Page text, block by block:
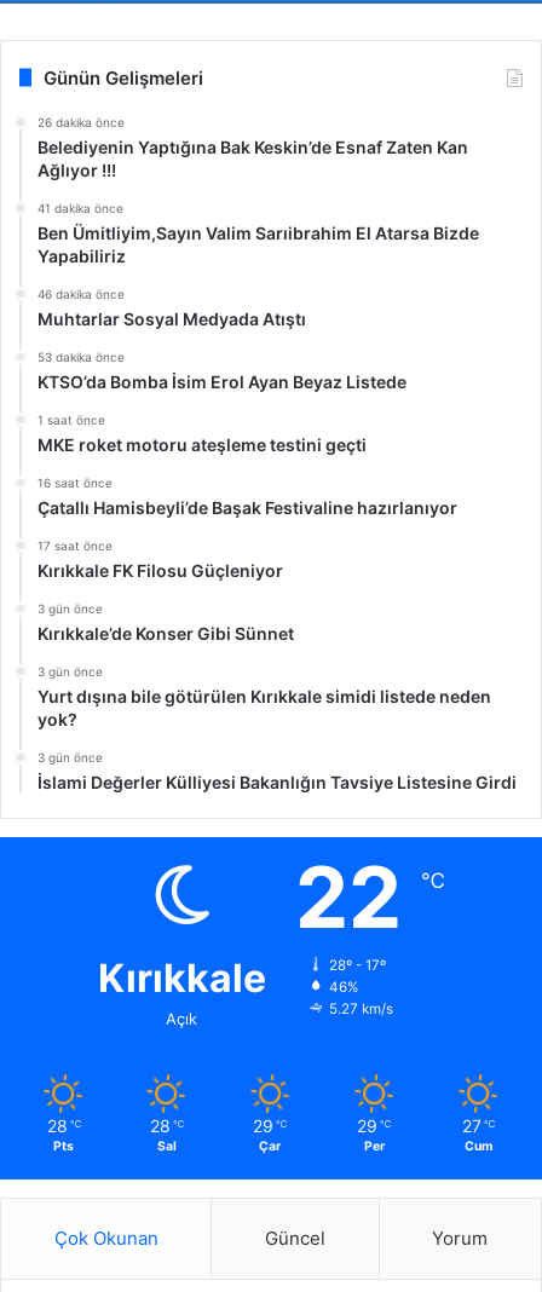
Günün Gelişmeleri
26 dakika önce
Belediyenin Yaptığına Bak Keskin’de Esnaf Zaten Kan
Ağlıyor !!!
41 dakika önce
Ben Ümitliyim,Sayın Valim Sarıibrahim El Atarsa Bizde
Yapabiliriz
46 dakika önce
Muhtarlar Sosyal Medyada Atıştı
53 dakika önce
KTSO’da Bomba İsim Erol Ayan Beyaz Listede
1 saat önce
MKE roket motoru ateşleme testini geçti
16 saat önce
Çatallı Hamisbeyli’de Başak Festivaline hazırlanıyor
17 saat önce
Kırıkkale FK Filosu Güçleniyor
3 gün önce
Kırıkkale’de Konser Gibi Sünnet
3 gün önce
Yurt dışına bile götürülen Kırıkkale simidi listede neden
yok?
3 gün önce
İslami Değerler Külliyesi Bakanlığın Tavsiye Listesine Girdi
Kırıkkale
Açık
22 ℃
28º - 17º
46%
5.27 km/s
28 ℃
Pts
28 ℃
Sal
29 ℃
Çar
29 ℃
Per
27 ℃
Cum
Çok Okunan Güncel Yorum